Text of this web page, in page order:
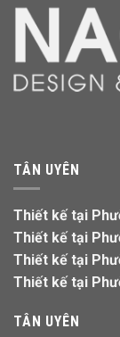
TÂN UYÊN
Thiết kế tại
Thiết kế tại
Thiết kế tại
Thiết kế tại
TÂN UYÊN